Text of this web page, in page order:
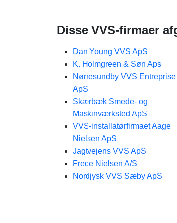
Disse VVS-firmaer
Dan Young VVS ApS
K. Holmgreen & Søn Aps
Nørresundby VVS Entreprise
ApS
Skærbæk Smede- og
Maskinværksted ApS
VVS-installatørfirmaet Aage
Nielsen ApS
Jagtvejens VVS ApS
Frede Nielsen A/S
Nordjysk VVS Sæby ApS